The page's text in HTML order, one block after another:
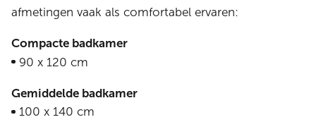
afmetingen vaak als comfortabel ervaren:
Compacte badkamer
90 x 120 cm
Gemiddelde badkamer
100 x 140 cm